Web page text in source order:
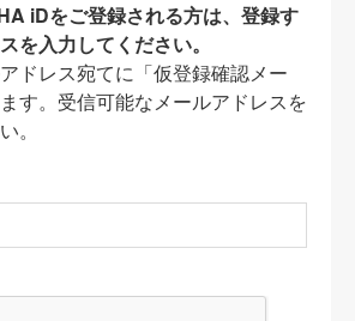
iDをご登録される方は、登録す
を入力してください。
ドレス宛てに「仮登録確認メー
す。受信可能なメールアドレスを
。